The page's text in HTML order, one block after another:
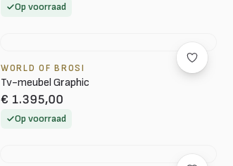
Op voorraad
WORLD OF BROSI
Tv-meubel Graphic
€ 1.395,00
Op voorraad